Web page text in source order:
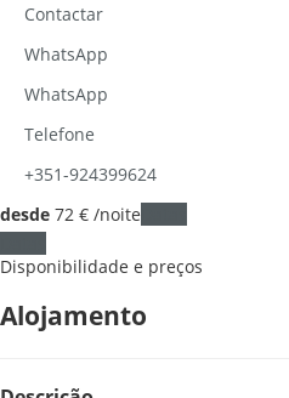
Contactar
WhatsApp
WhatsApp
Telefone
+351-924399624
desde 72 € /noite
Disponibilidade e preços
Alojamento